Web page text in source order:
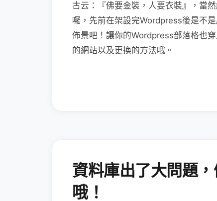
古云：『佛要金裝，人要衣裝』，當
囉，先前在架設完Wordpress後是不
佈景吧！讓你的Wordpress部落格也
的網站以及更換的方法哦。
資料庫出了大問題
哦！